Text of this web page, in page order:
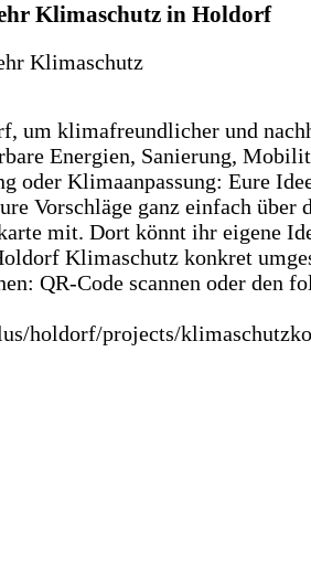
Klimaschutz in Holdorf
um klimafreundlicher und
Energien, Sanierung,
oder Klimaanpassung: Eure
Vorschläge ganz einfach über
mit. Dort könnt ihr eigene
Klimaschutz konkret
QR-Code scannen oder den
holdorf/projects/